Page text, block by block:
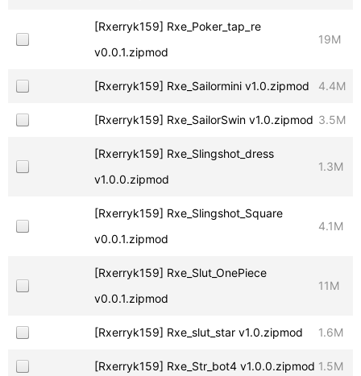
[Rxerryk159] Rxe_Poker_tap_re
v0.0.1.zipmod
19M
[Rxerryk159] Rxe_Sailormini v1.0.zipmod 4.4M
[Rxerryk159] Rxe_SailorSwin v1.0.zipmod 3.5M
[Rxerryk159] Rxe_Slingshot_dress
v1.0.0.zipmod
1.3M
[Rxerryk159] Rxe_Slingshot_Square
v0.0.1.zipmod
4.1M
[Rxerryk159] Rxe_Slut_OnePiece
v0.0.1.zipmod
11M
[Rxerryk159] Rxe_slut_star v1.0.zipmod 1.6M
[Rxerryk159] Rxe_Str_bot4 v1.0.0.zipmod 1.5M